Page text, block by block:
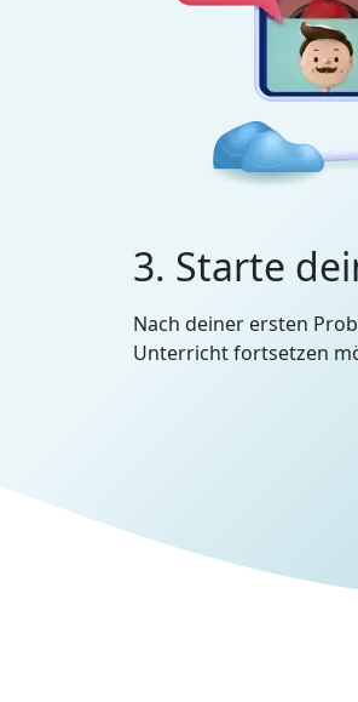
3. Starte
Nach deiner ersten
Unterricht fortsetzen